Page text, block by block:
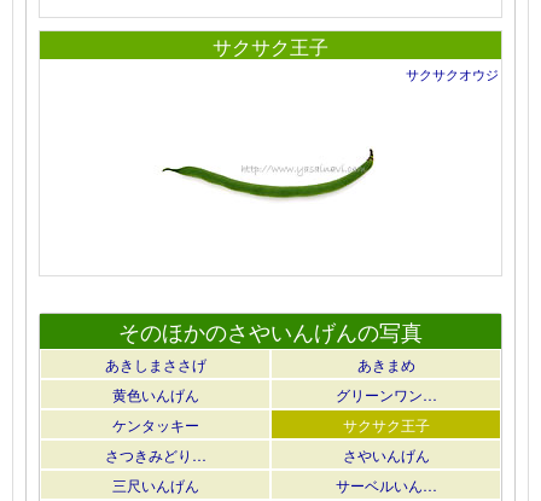
サクサク王子
サクサクオウジ
そのほかのさやいんげんの写真
あきしまささげ
あきまめ
黄色いんげん
グリーンワン…
ケンタッキー
サクサク王子
さつきみどり…
さやいんげん
三尺いんげん
サーベルいん…